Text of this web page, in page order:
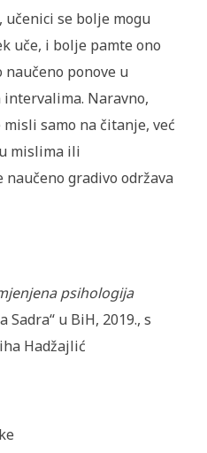
učenici se bolje mogu
uče, i bolje pamte ono
ponove u
Naravno,
samo na čitanje, već
mislima ili
gradivo održava
psihologija
Sadra“ u BiH, 2019., s
Hadžajlić